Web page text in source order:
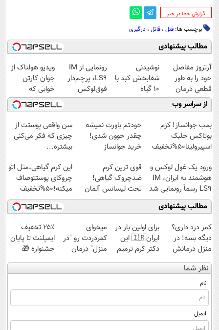
‌گزارش خطا در خبر
برچسب ها: قتل ، قاتل ، درگیری
مطالب پیشنهادی
آرتروز مفاصل
خود را به طور
قطعی درمان
کنید!
◗پرسش‌نامه◖
نوشیدنی
شفابخش کبد با
10 گیاه
موثر(تخفیف تا
امشب)
رونمایی از IM
LS9، پرچم‌دار
فوق‌لوکس
EREV وارد بازار
ایران شد
ویدیو هولناک از
جوان کارتن
خوابی که
میلیاردر شد.
آموزش رایگان
از سراسر وب
بمب جوانساز! کرم
بوتاکس جلبک
اسپیرولینا50%تخفیف
خودتم باورت نمیشه
چقدر جوون شدی!
خرید جوانساز
ویژه
سن واقعی پوستت از
چیزی که فکر می‌کنی
بیشتره...
ورود یک غول لوکس و
هوشمند به ایران، IM
LS9 رسماً رونمایی شد
قوی ترین کرم
ضدچروک گیاهی!
تحت لیسانس آلمان
(40%تخفیف زمستانی)
این کرم گیاهی،مثل اتو
چروکای پوستتوصاف
میکنه!50%تخفیف
مطالب پیشنهادی
کمر درد داری؟
دیگه بسه! در
منزل درمانش
کن
(◀پرسش‌نامه)
برای اولین بار در
ایران🇮🇷 این
دکتر کرم ترمیم
کننده 23 روزه
ساخت!
میخوای
کمردردت رو "در
منزل" درمان
کنی؟ (◂فیلم +
◂پرسش‌نامه)
۲۵٪ تخفیف
ایمپلنت تا پایان
جشنواره 🎁
نظر شما
نام
ایمیل